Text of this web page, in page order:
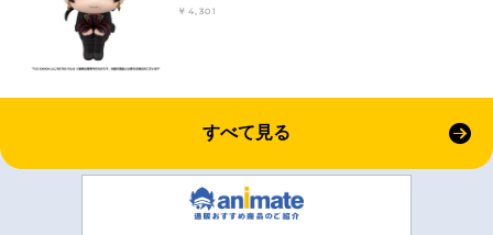
￥4,301
すべて見る